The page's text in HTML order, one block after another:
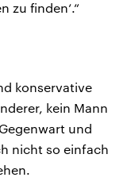
zu finden‘.“
konservative
kein Mann
und
nicht so einfach